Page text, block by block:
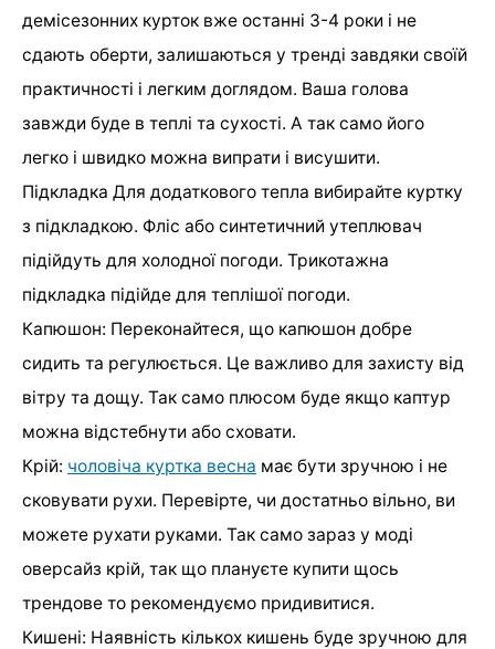
демісезонних курток вже останні 3-4 роки і не
сдають оберти, залишаються у тренді завдяки своїй
практичності і легким доглядом. Ваша голова
завжди буде в теплі та сухості. А так само його
легко і швидко можна випрати і висушити.
Підкладка Для додаткового тепла вибирайте куртку
з підкладкою. Фліс або синтетичний утеплювач
підійдуть для холодної погоди. Трикотажна
підкладка підійде для теплішої погоди.
Капюшон: Переконайтеся, що капюшон добре
сидить та регулюється. Це важливо для захисту від
вітру та дощу. Так само плюсом буде якщо каптур
можна відстебнути або сховати.
Крій: чоловіча куртка весна має бути зручною і не
сковувати рухи. Перевірте, чи достатньо вільно, ви
можете рухати руками. Так само зараз у моді
оверсайз крій, так що плануєте купити щось
трендове то рекомендуємо придивитися.
Кишені: Наявність кількох кишень буде зручною для